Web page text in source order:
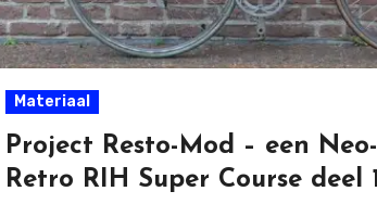
Materiaal
Project Resto-Mod – een Neo-
Retro RIH Super Course deel 1